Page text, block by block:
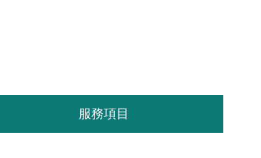
服務項目